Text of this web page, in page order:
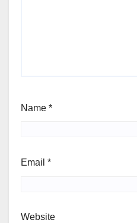
Name *
Email *
Website